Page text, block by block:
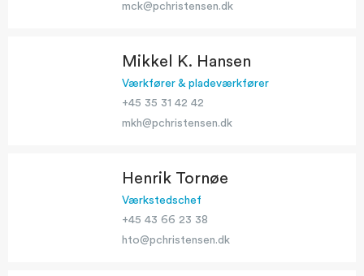
mck@pchristensen.dk
Mikkel K. Hansen
Værkfører & pladeværkfører
+45 35 31 42 42
mkh@pchristensen.dk
Henrik Tornøe
Værkstedschef
+45 43 66 23 38
hto@pchristensen.dk